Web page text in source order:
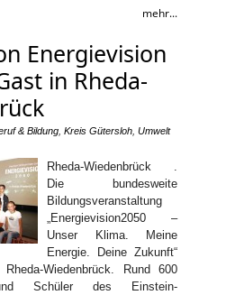
mehr...
Energievision
in Rheda-
& Bildung Kreis Gütersloh Umwelt
Rheda-Wiedenbrück .
Die bundesweite
Bildungsveranstaltung
„Energievision2050 –
Unser Klima. Meine
Energie. Deine Zukunft“
Wiedenbrück. Rund 600
Schüler des Einstein-